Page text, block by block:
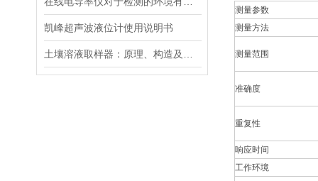
凯峰超声波液位计使用说明书
测量参数
测量方法
测量范围
准确度
重复性
响应时间
工作环境